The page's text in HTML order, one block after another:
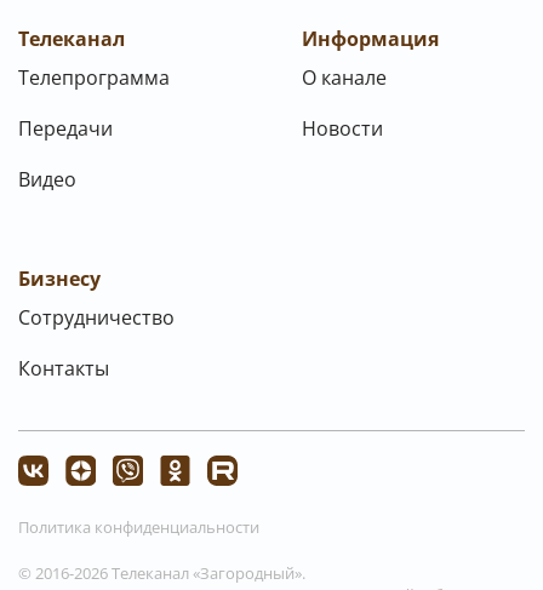
Телеканал
Телепрограмма
Передачи
Видео
Информация
О канале
Новости
Бизнесу
Сотрудничество
Контакты
© 2016-2026 Телеканал «Загородный».
Политика конфиденциальности